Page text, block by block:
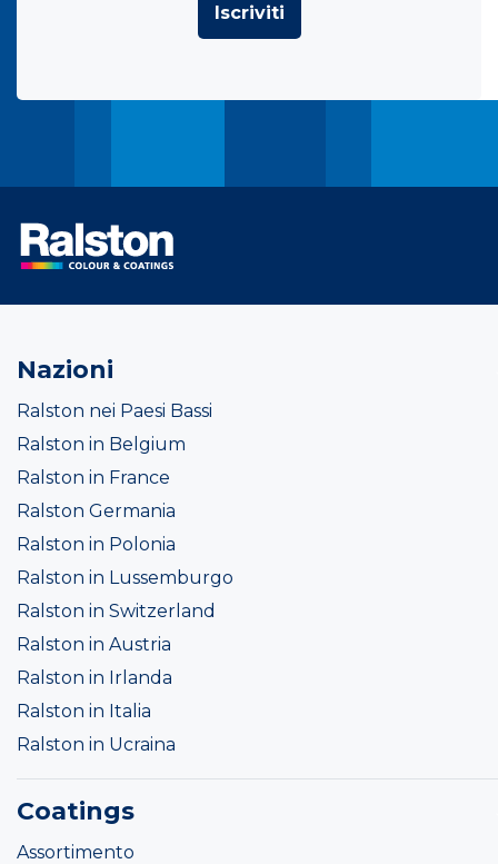
Iscriviti
Nazioni
Ralston nei Paesi Bassi
Ralston in Belgium
Ralston in France
Ralston Germania
Ralston in Polonia
Ralston in Lussemburgo
Ralston in Switzerland
Ralston in Austria
Ralston in Irlanda
Ralston in Italia
Ralston in Ucraina
Coatings
Assortimento